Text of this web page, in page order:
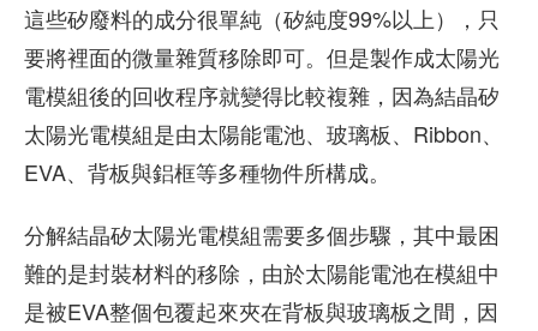
這些矽廢料的成分很單純（矽純度99%以上），只
要將裡面的微量雜質移除即可。但是製作成太陽光
電模組後的回收程序就變得比較複雜，因為結晶矽
太陽光電模組是由太陽能電池、玻璃板、Ribbon、
EVA、背板與鋁框等多種物件所構成。
分解結晶矽太陽光電模組需要多個步驟，其中最困
難的是封裝材料的移除，由於太陽能電池在模組中
是被EVA整個包覆起來夾在背板與玻璃板之間，因